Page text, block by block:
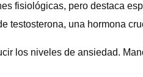
fisiológicas, pero destaca
testosterona, una hormona
los niveles de ansiedad.